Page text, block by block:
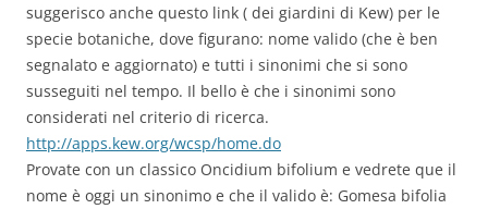
suggerisco anche questo link ( dei giardini di Kew) per le
specie botaniche, dove figurano: nome valido (che è ben
segnalato e aggiornato) e tutti i sinonimi che si sono
susseguiti nel tempo. Il bello è che i sinonimi sono
considerati nel criterio di ricerca.
http://apps.kew.org/wcsp/home.do
Provate con un classico Oncidium bifolium e vedrete que il
nome è oggi un sinonimo e che il valido è: Gomesa bifolia